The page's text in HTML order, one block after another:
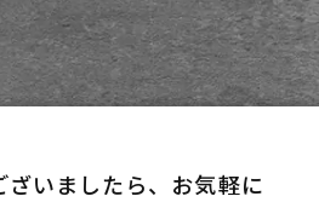
いましたら、 お気軽に